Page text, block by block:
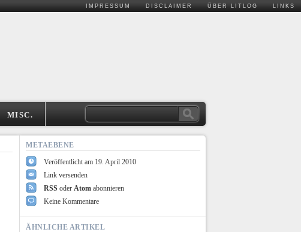
IMPRESSUM DISCLAIMER ÜBER LITLOG LINKS
MISC.
METAEBENE
Veröffentlicht am 19. April 2010
Link versenden
RSS oder Atom abonnieren
Keine Kommentare
ÄHNLICHE ARTIKEL